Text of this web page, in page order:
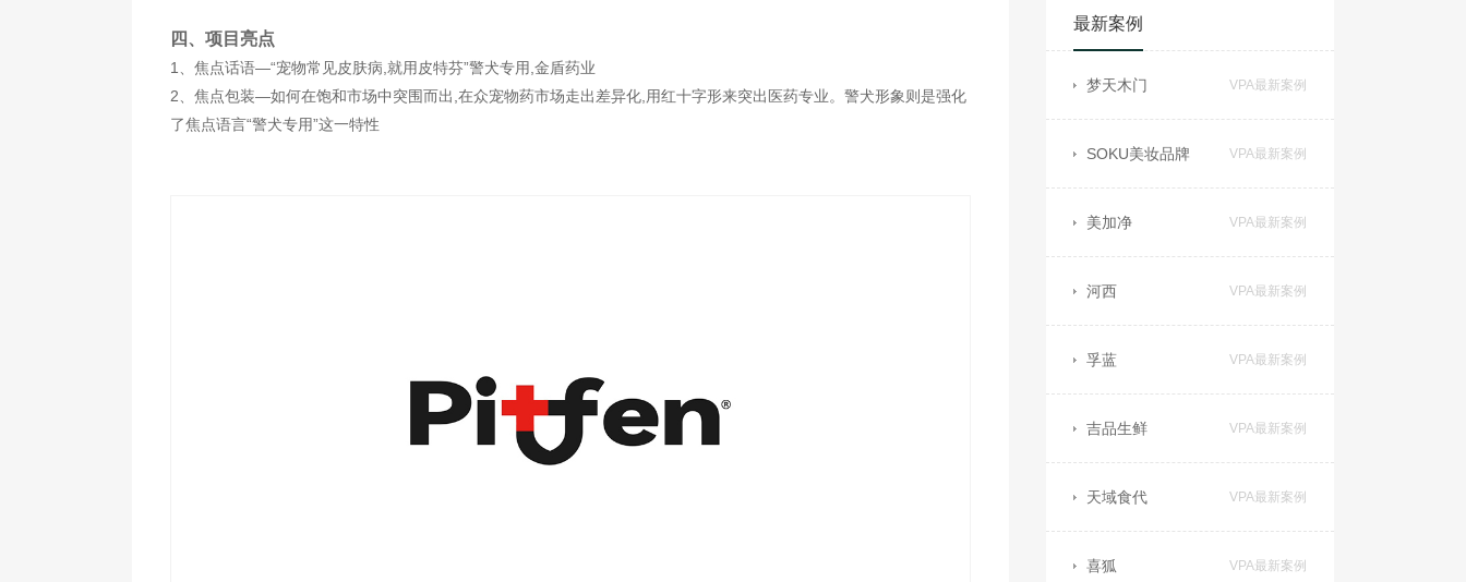
四、项目亮点
1、焦点话语—“宠物常见皮肤病,就用皮特芬”警犬专用,金盾药业
2、焦点包装—如何在饱和市场中突围而出,在众宠物药市场走出差异化,用红十字形来突出医药专业。警犬形象则是强化
了焦点语言“警犬专用”这一特性
最新案例
梦天木门 VPA最新案例
SOKU美妆品牌 VPA最新案例
美加净 VPA最新案例
河西 VPA最新案例
孚蓝 VPA最新案例
吉品生鲜 VPA最新案例
天域食代 VPA最新案例
喜狐 VPA最新案例